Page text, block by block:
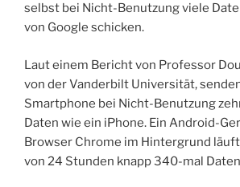
selbst bei Nicht-Benutzung viele
von Google schicken.
Laut einem Bericht von Professor
von der Vanderbilt Universität,
Smartphone bei Nicht-Benutzung
Daten wie ein iPhone. Ein Android-
Browser Chrome im Hintergrund
von 24 Stunden knapp 340-mal